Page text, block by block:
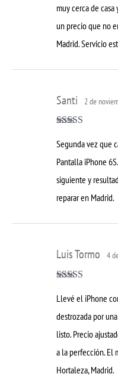
muy cerca de
un precio que no
Madrid. Servicio
5de 5
Santi 2 de
Segunda vez que
Pantalla iPhone
siguiente y
reparar en Madrid.
5 de 5
Luis Tormo 4
Llevé el iPhone
destrozada por
listo. Precio
a la perfección. El
Hortaleza, Madrid.